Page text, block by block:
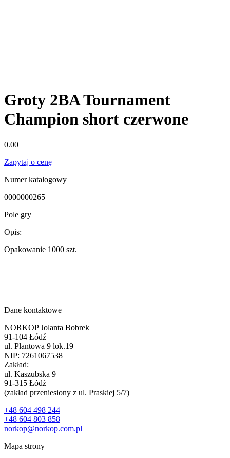
Groty 2BA Tournament
Champion short czerwone
0.00
Zapytaj o cenę
Numer katalogowy
0000000265
Pole gry
Opis:
Opakowanie 1000 szt.
Dane kontaktowe
NORKOP Jolanta Bobrek
91-104 Łódź
ul. Plantowa 9 lok.19
NIP: 7261067538
Zakład:
ul. Kaszubska 9
91-315 Łódź
(zakład przeniesiony z ul. Praskiej 5/7)
+48 604 498 244
+48 604 803 858
norkop@norkop.com.pl
Mapa strony